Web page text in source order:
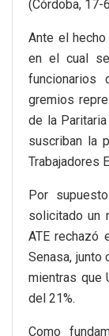
(Córdoba, 17-
Ante el
en el cual
gremios
de la
suscriban la
Trabajadores
Por
solicitado un
ATE rechazó
Senasa, junto
mientras que
del 21%.
Como